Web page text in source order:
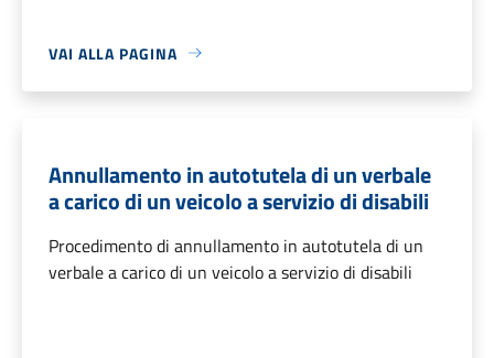
VAI ALLA PAGINA
Annullamento in autotutela di un verbale
a carico di un veicolo a servizio di disabili
Procedimento di annullamento in autotutela di un
verbale a carico di un veicolo a servizio di disabili